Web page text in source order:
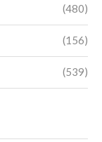
(480)
(156)
(539)